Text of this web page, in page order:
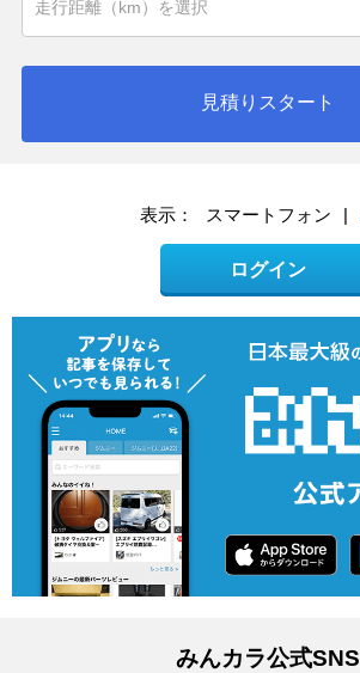
見積りスタート
表示： スマートフォン |
ログイン
みんカラ公式SNS